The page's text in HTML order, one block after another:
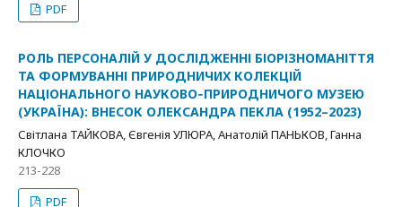
PDF
РОЛЬ ПЕРСОНАЛІЙ У ДОСЛІДЖЕННІ БІОРІЗНОМАНІТТЯ
ТА ФОРМУВАННІ ПРИРОДНИЧИХ КОЛЕКЦІЙ
НАЦІОНАЛЬНОГО НАУКОВО‑ПРИРОДНИЧОГО МУЗЕЮ
(УКРАЇНА): ВНЕСОК ОЛЕКСАНДРА ПЕКЛА (1952–2023)
Світлана ТАЙКОВА, Євгенія УЛЮРА, Анатолій ПАНЬКОВ, Ганна
КЛОЧКО
213-228
PDF